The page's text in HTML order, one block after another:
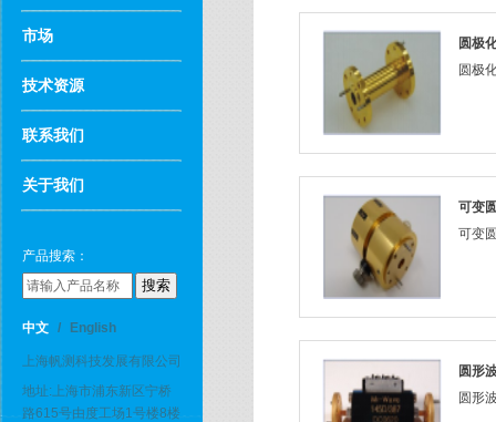
市场
技术资源
联系我们
关于我们
产品搜索：
中文 / English
上海帆测科技发展有限公司
地址:上海市浦东新区宁桥
路615号由度工场1号楼8楼
圆极
圆极
可变
可变
圆形
圆形